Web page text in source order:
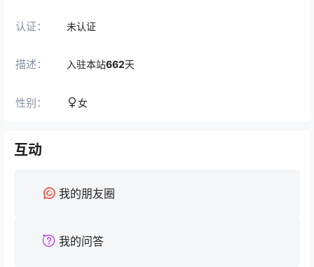
认证： 未认证
描述： 入驻本站662天
性别： 女
互动
我的朋友圈
我的问答